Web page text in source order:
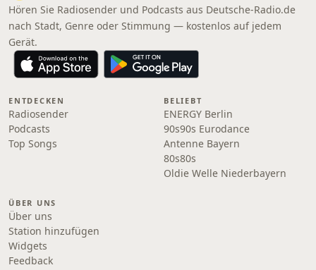
Hören Sie Radiosender und Podcasts aus Deutsche-Radio.de
nach Stadt, Genre oder Stimmung — kostenlos auf jedem
Gerät.
ENTDECKEN
Radiosender
Podcasts
Top Songs
BELIEBT
ENERGY Berlin
90s90s Eurodance
Antenne Bayern
80s80s
Oldie Welle Niederbayern
ÜBER UNS
Über uns
Station hinzufügen
Widgets
Feedback